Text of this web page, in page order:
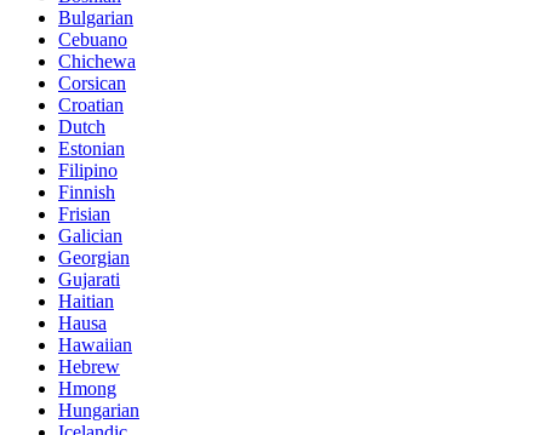
Bulgarian
Cebuano
Chichewa
Corsican
Croatian
Dutch
Estonian
Filipino
Finnish
Frisian
Galician
Georgian
Gujarati
Haitian
Hausa
Hawaiian
Hebrew
Hmong
Hungarian